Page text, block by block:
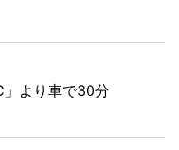
より車で30分